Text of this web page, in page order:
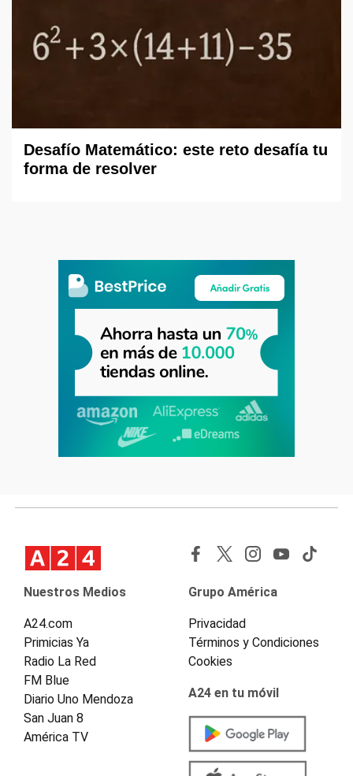
Desafío Matemático: este reto desafía tu
forma de resolver
Nuestros Medios
A24.com
Primicias Ya
Radio La Red
FM Blue
Diario Uno Mendoza
San Juan 8
América TV
Grupo América
Privacidad
Términos y Condiciones
Cookies
A24 en tu móvil